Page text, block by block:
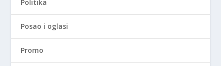
Politika
Posao i oglasi
Promo